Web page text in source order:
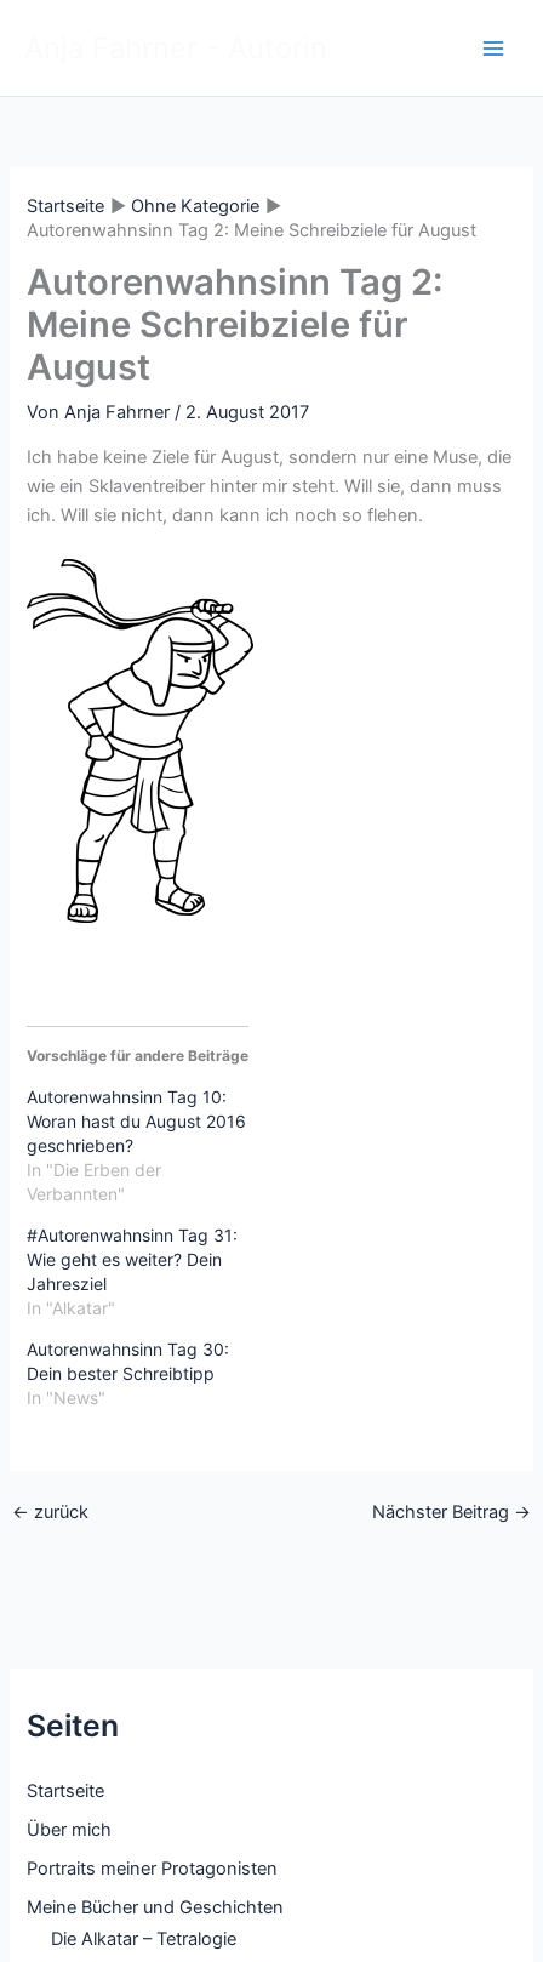
Startseite
Ohne Kategorie
Autorenwahnsinn Tag 2: Meine Schreibziele für August
Autorenwahnsinn Tag 2:
Meine Schreibziele für
August
VonAnja Fahrner/ 2. August 2017
Ich habe keine Ziele für August, sondern nur eine Muse, die
wie ein Sklaventreiber hinter mir steht. Will sie, dann muss
ich. Will sie nicht, dann kann ich noch so flehen.
Vorschläge für andere Beiträge
Autorenwahnsinn Tag 10:
Woran hast du August 2016
geschrieben?
In "Die Erben der
Verbannten"
#Autorenwahnsinn Tag 31:
Wie geht es weiter? Dein
Jahresziel
In "Alkatar"
Autorenwahnsinn Tag 30:
Dein bester Schreibtipp
In "News"
← zurück Nächster Beitrag →
Seiten
Startseite
Über mich
Portraits meiner Protagonisten
Meine Bücher und Geschichten
Die Alkatar – Tetralogie